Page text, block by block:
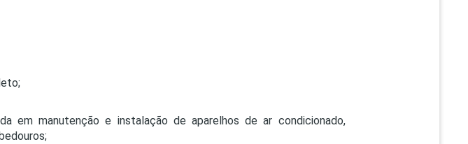
em manutenção e instalação de aparelhos de ar condicionado,